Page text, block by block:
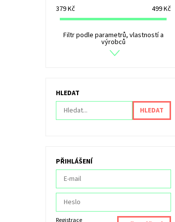
379Kč 499Kč
Filtr podle parametrů, vlastností a
výrobců
HLEDAT
PŘIHLÁŠENÍ
Registrace